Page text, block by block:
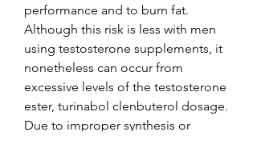
performance and to burn fat.
Although this risk is less with men
using testosterone supplements, it
nonetheless can occur from
excessive levels of the testosterone
ester, turinabol clenbuterol dosage.
Due to improper synthesis or